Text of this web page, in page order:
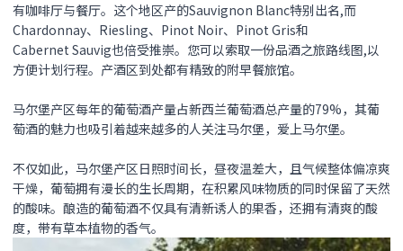
有咖啡厅与餐厅。这个地区产的Sauvignon Blanc特别出名,而
Chardonnay、Riesling、Pinot Noir、Pinot Gris和
Cabernet Sauvig也倍受推崇。您可以索取一份品酒之旅路线图,以
方便计划行程。产酒区到处都有精致的附早餐旅馆。
马尔堡产区每年的葡萄酒产量占新西兰葡萄酒总产量的79%，其葡
萄酒的魅力也吸引着越来越多的人关注马尔堡，爱上马尔堡。
不仅如此，马尔堡产区日照时间长，昼夜温差大，且气候整体偏凉爽
干燥，葡萄拥有漫长的生长周期，在积累风味物质的同时保留了天然
的酸味。酿造的葡萄酒不仅具有清新诱人的果香，还拥有清爽的酸
度，带有草本植物的香气。